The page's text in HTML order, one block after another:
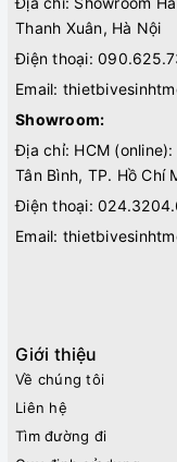
Thanh Xuân, Hà Nội
Điện thoại:
Email:
Showroom:
Địa chỉ: HCM
Tân Bình, TP. Hồ Chí
Điện thoại:
Email:
Giới thiệu
Về chúng tôi
Liên hệ
Tìm đường đi